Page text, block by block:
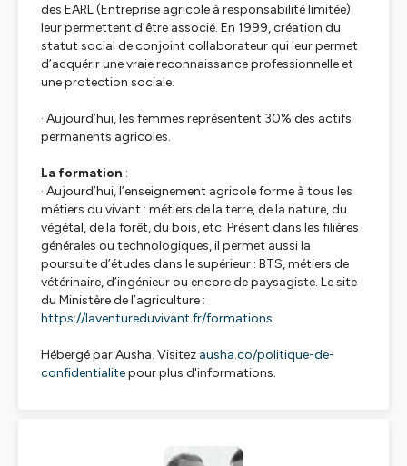
des EARL (Entreprise agricole à responsabilité limitée)
leur permettent d’être associé. En 1999, création du
statut social de conjoint collaborateur qui leur permet
d’acquérir une vraie reconnaissance professionnelle et
une protection sociale.
· Aujourd’hui, les femmes représentent 30% des actifs
permanents agricoles.
La formation :
· Aujourd’hui, l’enseignement agricole forme à tous les
métiers du vivant : métiers de la terre, de la nature, du
végétal, de la forêt, du bois, etc. Présent dans les filières
générales ou technologiques, il permet aussi la
poursuite d’études dans le supérieur : BTS, métiers de
vétérinaire, d’ingénieur ou encore de paysagiste. Le site
du Ministère de l’agriculture :
https://laventureduvivant.fr/formations
Hébergé par Ausha. Visitez ausha.co/politique-de-
confidentialitepour plus d'informations.